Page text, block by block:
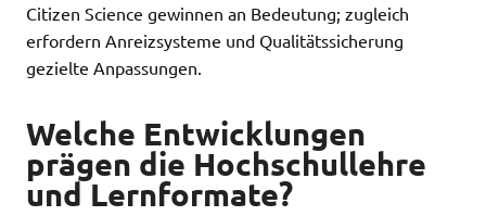
Citizen Science gewinnen an Bedeutung; zugleich
erfordern Anreizsysteme und Qualitätssicherung
gezielte Anpassungen.
Welche Entwicklungen
prägen die Hochschullehre
und Lernformate?